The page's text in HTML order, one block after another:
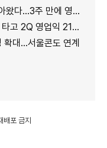
만에 영업 재개 채비
2Q 영업익 21%↑
확대…서울콘도 연계
포 금지